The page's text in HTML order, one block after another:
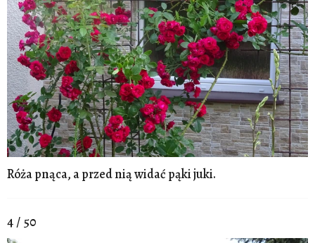
Róża pnąca, a przed nią widać pąki juki.
4 / 50